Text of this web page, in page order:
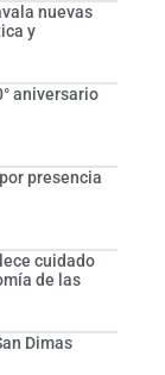
nuevas
y
aniversario
presencia
cuidado
de las
Dimas